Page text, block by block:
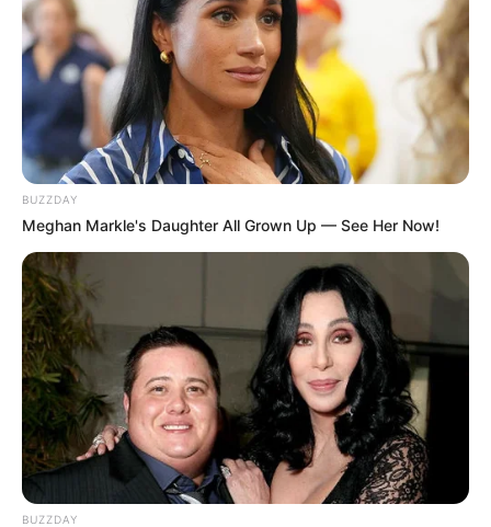
BUZZDAY
Meghan Markle's Daughter All Grown Up — See Her Now!
BUZZDAY